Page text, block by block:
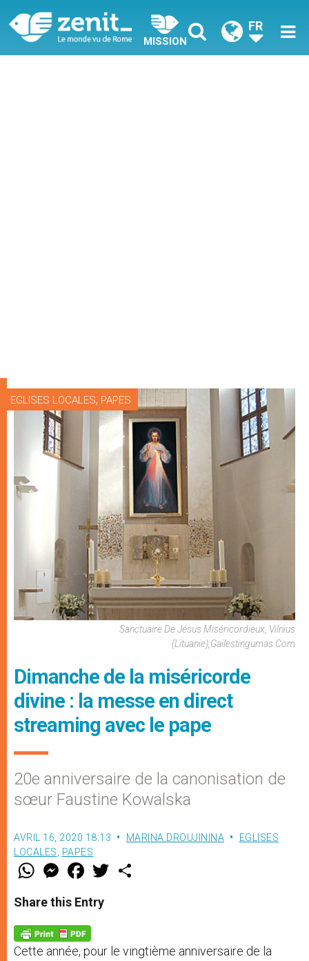
MISSION
FR
EGLISES LOCALES, PAPES
Sanctuaire De Jésus Miséricordieux, Vilnius
(Lituanie),gailestingumas.com
Dimanche de la miséricorde
divine : la messe en direct
streaming avec le pape
20e anniversaire de la canonisation de
sœur Faustine Kowalska
AVRIL 16, 2020 18:13 MARINA DROUJININA
EGLISES
LOCALES
PAPES
W
t
s
p
p
M
e
s
e
g
e
r
F
a
e
b
o
k
w
Share this Entry
Cette année, pour le vingtième anniversaire de la